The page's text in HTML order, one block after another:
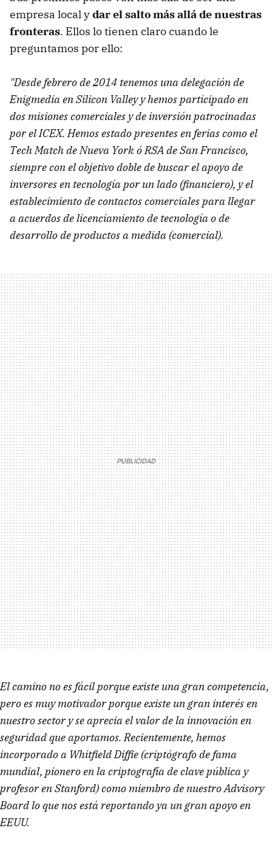
empresa local ydar el salto más allá de nuestras
fronteras. Ellos lo tienen claro cuando le
preguntamos por ello:
"Desde febrero de 2014 tenemos una delegación de
Enigmedia en Silicon Valley y hemos participado en
dos misiones comerciales y de inversión patrocinadas
por el ICEX. Hemos estado presentes en ferias como el
Tech Match de Nueva York ó RSA de San Francisco,
siempre con el objetivo doble de buscar el apoyo de
inversores en tecnología por un lado (financiero), y el
establecimiento de contactos comerciales para llegar
a acuerdos de licenciamiento de tecnología o de
desarrollo de productos a medida (comercial).
El camino no es fácil porque existe una gran competencia,
pero es muy motivador porque existe un gran interés en
nuestro sector y se aprecia el valor de la innovación en
seguridad que aportamos. Recientemente, hemos
incorporado a Whitfield Diffie (criptógrafo de fama
mundial, pionero en la criptografía de clave pública y
profesor en Stanford) como miembro de nuestro Advisory
Board lo que nos está reportando ya un gran apoyo en
EEUU.